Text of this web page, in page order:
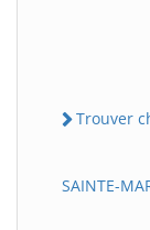
Trouver
SAINTE-